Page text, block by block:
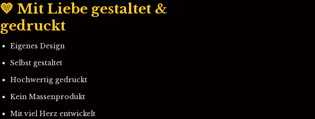
💛 Mit Liebe gestaltet &
gedruckt
Eigenes Design
Selbst gestaltet
Hochwertig gedruckt
Kein Massenprodukt
Mit viel Herz entwickelt